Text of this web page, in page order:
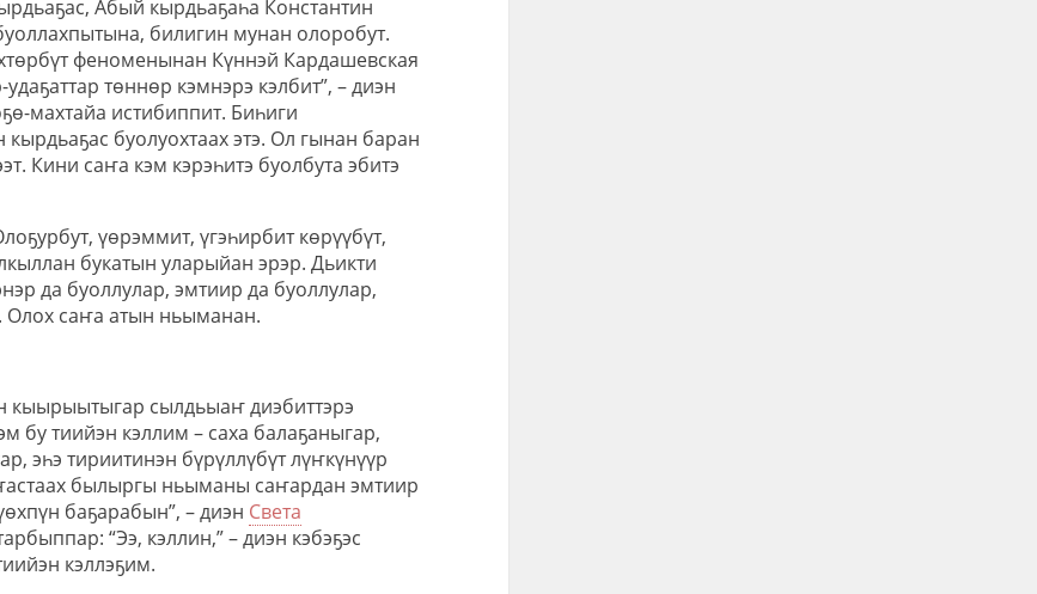
Абый кырдьаҕаһа Константин
билигин мунан олоробут.
феноменынан Күннэй Кардашевская
төннөр кэмнэрэ кэлбит”, – диэн
махтайа истибиппит. Биһиги
буолуохтаах этэ. Ол гынан баран
Кини саҥа кэм кэрэһитэ буолбута эбитэ
үөрэммит, үгэһирбит көрүүбүт,
букатын уларыйан эрэр. Дьикти
да буоллулар, эмтиир да буоллулар,
Олох саҥа атын ньыманан.
кыырыытыгар сылдьыаҥ диэбиттэрэ
бу тиийэн кэллим – саха балаҕаныгар,
эһэ тириитинэн бүрүллүбүт лүҥкүнүүр
былыргы ньыманы саҥардан эмтиир
баҕарабын”, – диэн Света
“Ээ, кэллин,” – диэн кэбэҕэс
кэллэҕим.